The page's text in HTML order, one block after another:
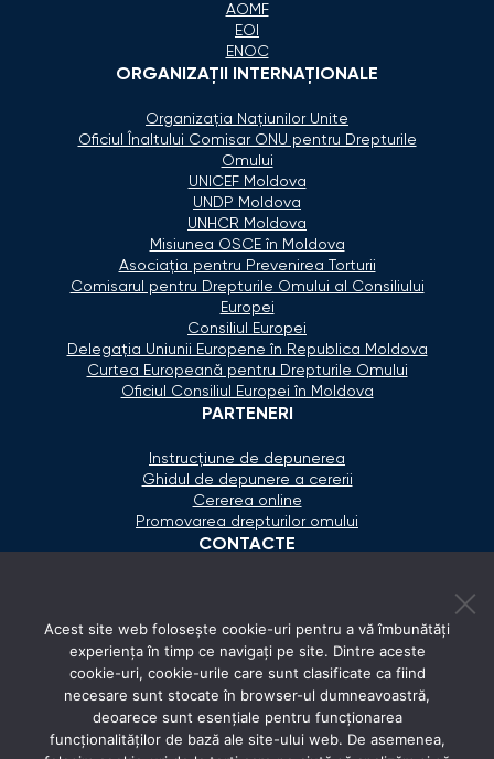
AOMF
EOI
ENOC
ORGANIZAŢII INTERNAŢIONALE
Organizaţia Naţiunilor Unite
Oficiul Înaltului Comisar ONU pentru Drepturile
Omului
UNICEF Moldova
UNDP Moldova
UNHCR Moldova
Misiunea OSCE în Moldova
Asociaţia pentru Prevenirea Torturii
Comisarul pentru Drepturile Omului al Consiliului
Europei
Consiliul Europei
Delegaţia Uniunii Europene în Republica Moldova
Curtea Europeană pentru Drepturile Omului
Oficiul Consiliul Europei în Moldova
PARTENERI
Instrucțiune de depunerea
Ghidul de depunere a cererii
Cererea online
Promovarea drepturilor omului
CONTACTE
secretariat@ombudsman.md
Strada Calea Ieşilor 11/3, Chişinău
Luni - Vineri: 08:00 - 17:00
Acest site web folosește cookie-uri pentru a vă îmbunătăți
experiența în timp ce navigați pe site. Dintre aceste
cookie-uri, cookie-urile care sunt clasificate ca fiind
necesare sunt stocate în browser-ul dumneavoastră,
deoarece sunt esențiale pentru funcționarea
funcționalităților de bază ale site-ului web. De asemenea,